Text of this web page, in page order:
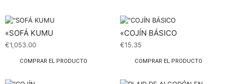
«SOFÁ KUMU
€1,053.00
COMPRAR EL PRODUCTO
«COJÍN BÁSICO
€15.35
COMPRAR EL PRODUCTO